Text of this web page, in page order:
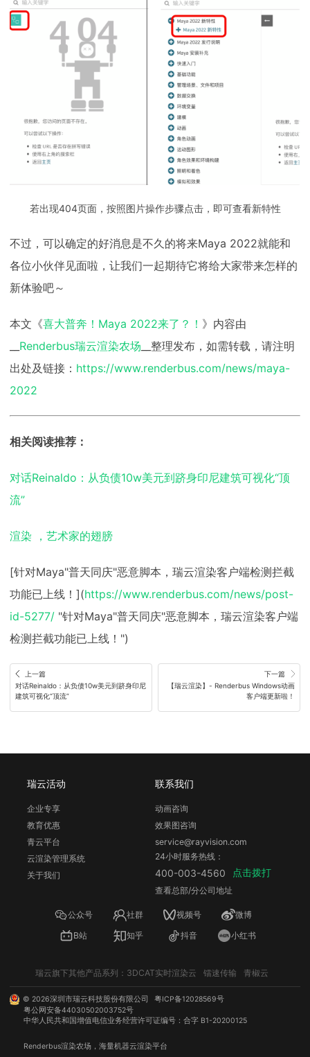
若出现404页面，按照图片操作步骤点击，即可查看新特性
不过，可以确定的好消息是不久的将来Maya 2022就能和
各位小伙伴见面啦，让我们一起期待它将给大家带来怎样的
新体验吧～
本文《喜大普奔！Maya 2022来了？！ 》内容由
Renderbus瑞云渲染农场 __整理发布，如需转载，请注明
出处及链接： https://www.renderbus.com/news/maya-
2022
相关阅读推荐：
对话Reinaldo：从负债10w美元到跻身印尼建筑可视化“顶
流”
渲染 ，艺术家的翅膀
[针对Maya"普天同庆"恶意脚本，瑞云渲染客户端检测拦截
功能已上线！](https://www.renderbus.com/news/post-
id-5277/ "针对Maya"普天同庆"恶意脚本，瑞云渲染客户端
检测拦截功能已上线！")
上一篇
对话Reinaldo：从负债10w美元到跻身印尼
建筑可视化“顶流”
下一篇
【瑞云渲染】- Renderbus Windows动画
客户端更新啦！
瑞云活动
企业专享
教育优惠
青云平台
云渲染管理系统
关于我们
联系我们
动画咨询
效果图咨询
service@rayvision.com
24小时服务热线：
400-003-4560 点击拨打
查看总部/分公司地址
公众号 社群 视频号
微博
B站
知乎 抖音 小红书
瑞云旗下其他产品系列： 3DCAT实时渲染云 镭速传输 青椒云
© 2026深圳市瑞云科技股份有限公司
粤ICP备12028569号
粤公网安备44030502003752号
中华人民共和国增值电信业务经营许可证编号：合字 B1-20200125
Renderbus渲染农场 ，海量机器云渲染平台